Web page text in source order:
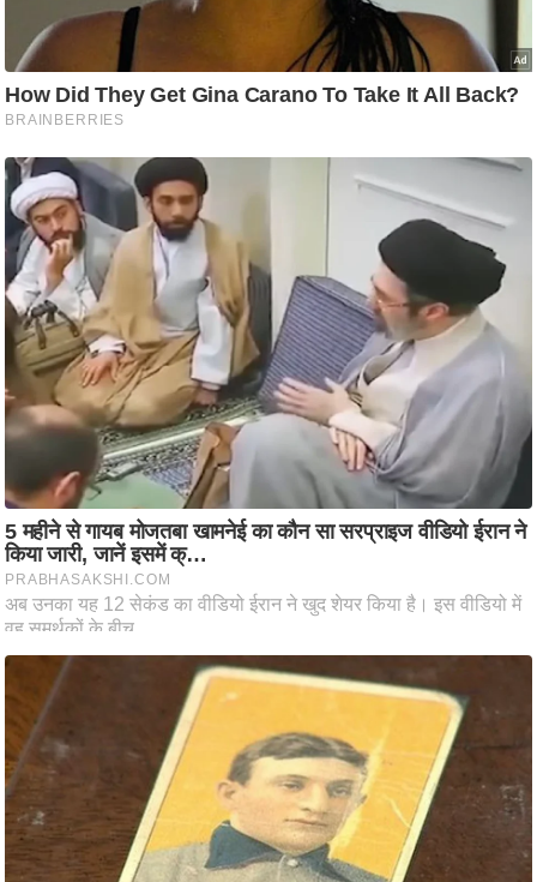
ल
फि
ट
ने
स
मं
त्रा
रि
ले
श
न
शि
प
रा
नी
ति
वि
श्ले
स
म
म
यि
क